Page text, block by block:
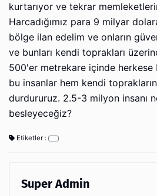
kurtarıyor ve tekrar
Harcadığımız para 9 milyar
bölge ilan edelim ve onların
ve bunları kendi toprakları
500'er metrekare içinde
bu insanlar hem kendi
durdururuz. 2.5-3 milyon insanı
besleyeceğiz?
Etiketler :
Super Admin